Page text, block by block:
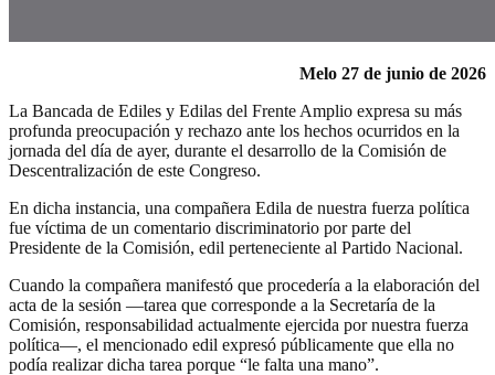
Melo 27 de junio de 2026
La Bancada de Ediles y Edilas del Frente Amplio expresa su más
profunda preocupación y rechazo ante los hechos ocurridos en la
jornada del día de ayer, durante el desarrollo de la Comisión de
Descentralización de este Congreso.
En dicha instancia, una compañera Edila de nuestra fuerza política
fue víctima de un comentario discriminatorio por parte del
Presidente de la Comisión, edil perteneciente al Partido Nacional.
Cuando la compañera manifestó que procedería a la elaboración del
acta de la sesión —tarea que corresponde a la Secretaría de la
Comisión, responsabilidad actualmente ejercida por nuestra fuerza
política—, el mencionado edil expresó públicamente que ella no
podía realizar dicha tarea porque “le falta una mano”.